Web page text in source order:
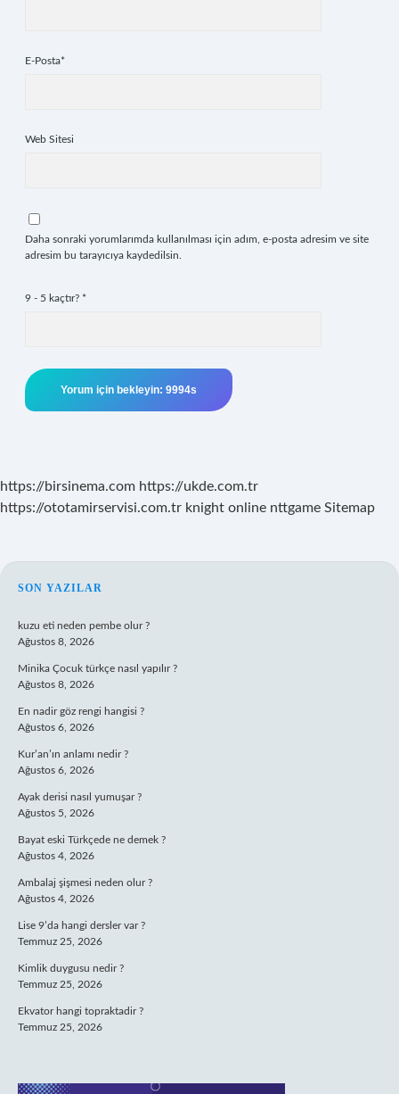
E-Posta*
Web Sitesi
Daha sonraki yorumlarımda kullanılması için adım, e-posta adresim ve site
adresim bu tarayıcıya kaydedilsin.
9 - 5 kaçtır? *
https://birsinema.com https://ukde.com.tr
https://ototamirservisi.com.tr knight online nttgame Sitemap
SIDEBAR
SON YAZILAR
kuzu eti neden pembe olur ?
Ağustos 8, 2026
Minika Çocuk türkçe nasıl yapılır ?
Ağustos 8, 2026
En nadir göz rengi hangisi ?
Ağustos 6, 2026
Kur’an’ın anlamı nedir ?
Ağustos 6, 2026
Ayak derisi nasıl yumuşar ?
Ağustos 5, 2026
Bayat eski Türkçede ne demek ?
Ağustos 4, 2026
Ambalaj şişmesi neden olur ?
Ağustos 4, 2026
Lise 9’da hangi dersler var ?
Temmuz 25, 2026
Kimlik duygusu nedir ?
Temmuz 25, 2026
Ekvator hangi topraktadir ?
Temmuz 25, 2026